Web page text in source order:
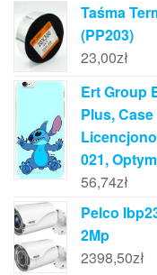
Taśma
(PP203)
23,00zł
Ert Group
Plus,
021,
56,74zł
Pelco
2Mp
2398,50zł